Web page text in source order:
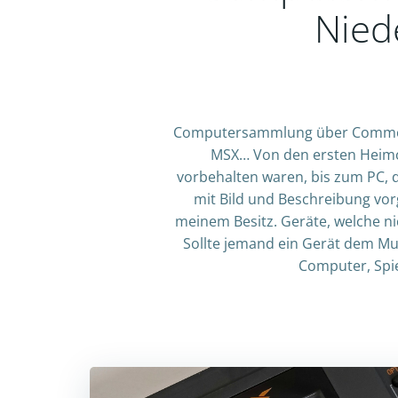
Computersammlung über
MSX… Von den ersten
vorbehalten waren, bis zum
mit Bild und Beschreibung
meinem Besitz. Geräte, welche
Sollte jemand ein Gerät dem
Computer,